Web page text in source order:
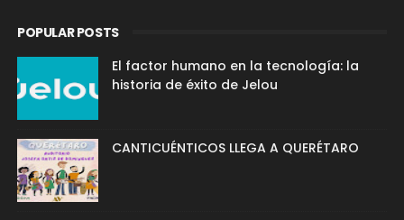
POPULAR POSTS
El factor humano en la tecnología: la
historia de éxito de Jelou
CANTICUÉNTICOS LLEGA A QUERÉTARO